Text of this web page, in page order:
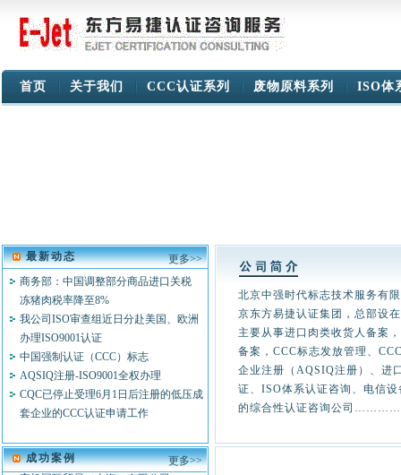
首页 关于我们 CCC认证系列 废物原料系列 ISO体
更多>>
最新动态
商务部：中国调整部分商品进口关税
冻猪肉税率降至8%
我公司ISO审查组近日分赴美国、欧洲
办理ISO9001认证
中国强制认证（CCC）标志
AQSIQ注册-ISO9001全权办理
CQC已停止受理6月1日后注册的低压成
套企业的CCC认证申请工作
更多>>
成功案例
摩托罗拉（中国）有限公司
联想集团
日电（中国）有限公司
西门子（中国）有限公司
北京天普太阳能有限公司
DEL 医疗影象集团
Villa Sistemi Medicali S.P.a.
OWANDY S。P。A
安徽菲特科技股份有限公司
安机国际贸易（上海）有限公司
北京中强时代标志技术服务有
京东方易捷认证集团，总部设
主要从事进口肉类收货人备案
备案，CCC标志发放管理、
企业注册（AQSIQ注册）、进
证、ISO体系认证咨询、电信
的综合性认证咨询公司